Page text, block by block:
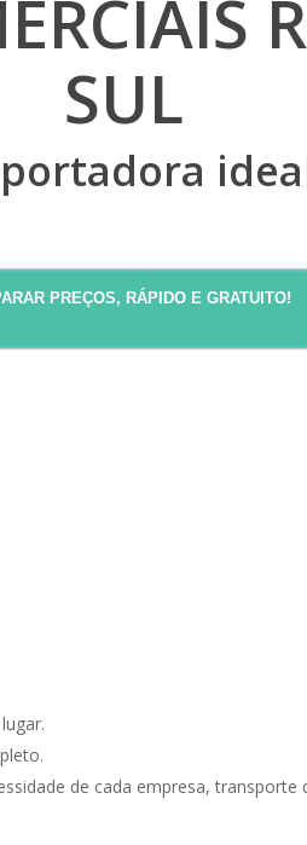
SUL
PREÇOS, RÁPIDO E GRATUITO!
de cada empresa,